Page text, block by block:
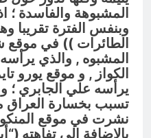
المشبوهة والفاسدة ؛
وبنفس الفترة تقريبا
الطائرات )) في موقع
المشبوه , والذي
الكواز , و موقع يورو
يرأسه علي الجابري ؛
تسبب بخسارة العراق
نشرت في موقع
بالإضافة الى تفاهته (